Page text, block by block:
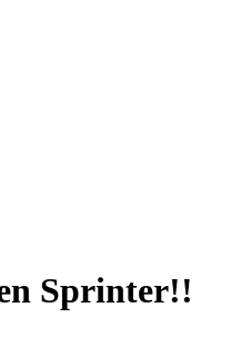
Sprinter!!